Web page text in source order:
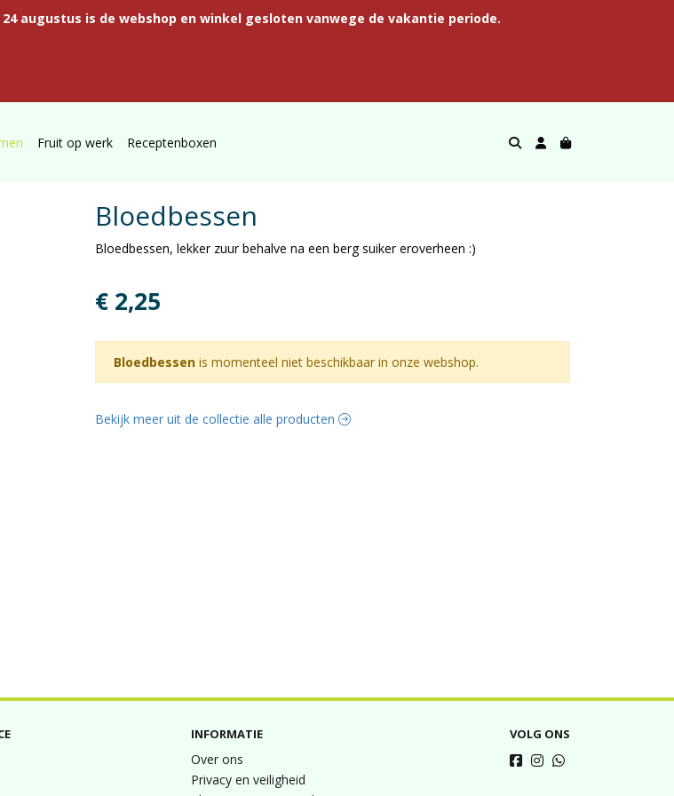
augustus is de webshop en winkel gesloten vanwege de vakantie periode.
Fruit op werk Receptenboxen
Bloedbessen
Bloedbessen, lekker zuur behalve na een berg suiker eroverheen :)
€ 2,25
Bloedbessen is momenteel niet beschikbaar in onze webshop.
Bekijk meer uit de collectie alle producten
INFORMATIE
Over ons
Privacy en veiligheid
VOLG ONS